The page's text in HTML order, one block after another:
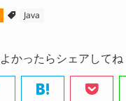
Java
よかったらシェアしてね